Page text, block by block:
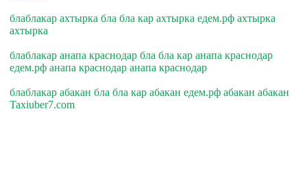
блаблакар ахтырка бла бла кар ахтырка едем.рф ахтырка
ахтырка
блаблакар анапа краснодар бла бла кар анапа краснодар
едем.рф анапа краснодар анапа краснодар
блаблакар абакан бла бла кар абакан едем.рф абакан абакан
Taxiuber7.com